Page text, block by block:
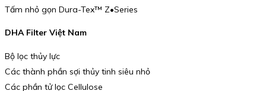
Tấm nhỏ gọn Dura-Tex™ Z•Series
DHA Filter Việt Nam
Bộ lọc thủy lực
Các thành phần sợi thủy tinh siêu nhỏ
Các phần tử lọc Cellulose